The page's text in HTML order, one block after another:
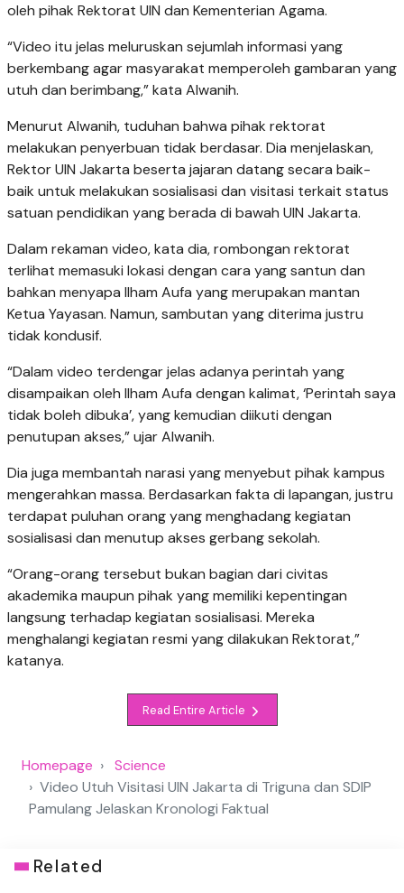
oleh pihak Rektorat UIN dan Kementerian Agama.
“Video itu jelas meluruskan sejumlah informasi yang
berkembang agar masyarakat memperoleh gambaran yang
utuh dan berimbang,” kata Alwanih.
Menurut Alwanih, tuduhan bahwa pihak rektorat
melakukan penyerbuan tidak berdasar. Dia menjelaskan,
Rektor UIN Jakarta beserta jajaran datang secara baik-
baik untuk melakukan sosialisasi dan visitasi terkait status
satuan pendidikan yang berada di bawah UIN Jakarta.
Dalam rekaman video, kata dia, rombongan rektorat
terlihat memasuki lokasi dengan cara yang santun dan
bahkan menyapa Ilham Aufa yang merupakan mantan
Ketua Yayasan. Namun, sambutan yang diterima justru
tidak kondusif.
“Dalam video terdengar jelas adanya perintah yang
disampaikan oleh Ilham Aufa dengan kalimat, ‘Perintah saya
tidak boleh dibuka’, yang kemudian diikuti dengan
penutupan akses,” ujar Alwanih.
Dia juga membantah narasi yang menyebut pihak kampus
mengerahkan massa. Berdasarkan fakta di lapangan, justru
terdapat puluhan orang yang menghadang kegiatan
sosialisasi dan menutup akses gerbang sekolah.
“Orang-orang tersebut bukan bagian dari civitas
akademika maupun pihak yang memiliki kepentingan
langsung terhadap kegiatan sosialisasi. Mereka
menghalangi kegiatan resmi yang dilakukan Rektorat,”
katanya.
Read Entire Article
Homepage
Science
Video Utuh Visitasi UIN Jakarta di Triguna dan SDIP
Pamulang Jelaskan Kronologi Faktual
Related